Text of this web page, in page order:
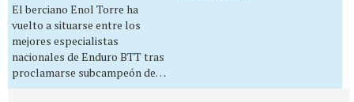
El berciano Enol Torre ha
vuelto a situarse entre los
mejores especialistas
nacionales de Enduro BTT tras
proclamarse subcampeón de…